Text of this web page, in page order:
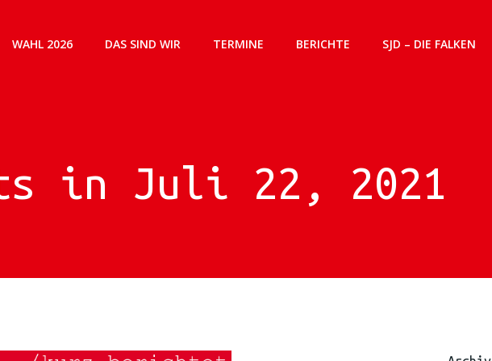
WAHL 2026 DAS SIND WIR TERMINE BERICHTE SJD – DIE FALKEN
in Juli 22, 2021